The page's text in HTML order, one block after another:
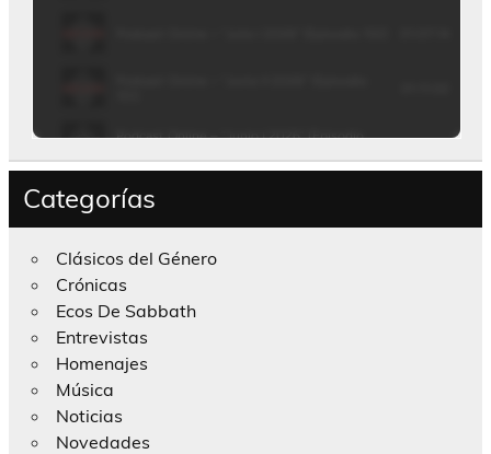
Categorías
Clásicos del Género
Crónicas
Ecos De Sabbath
Entrevistas
Homenajes
Música
Noticias
Novedades